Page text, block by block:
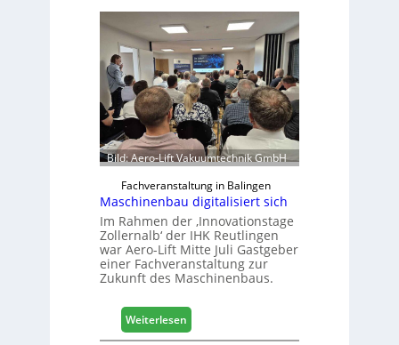
b
e
l
b
r
a
n
h
e
e
r
ö
r
t
e
r
Z
u
Bild: Aero-Lift Vakuumtechnik GmbH
Fachveranstaltung in Balingen
Maschinenbau digitalisiert sich
Im Rahmen der ‚Innovationstage
Zollernalb‘ der IHK Reutlingen
war Aero-Lift Mitte Juli Gastgeber
einer Fachveranstaltung zur
Zukunft des Maschinenbaus.
Weiterlesen:
M